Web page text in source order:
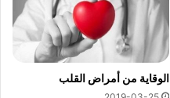
الوقاية من أمراض القلب